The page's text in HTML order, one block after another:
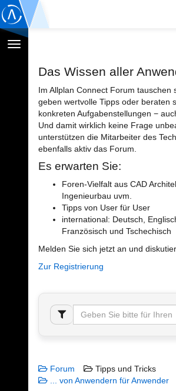
Navigation
Das Wissen aller
Im Allplan Connect Forum tauschen
geben wertvolle Tipps oder beraten
konkreten Aufgabenstellungen −
Und damit wirklich keine Frage
unterstützen die Mitarbeiter des
ebenfalls aktiv das Forum.
Es erwarten Sie:
Foren-Vielfalt aus CAD
Ingenieurbau uvm.
Tipps von User für User
international: Deutsch,
Französisch und Tschechisch
Melden Sie sich jetzt an und
Zur Registrierung
Forum
Tipps und Tricks
... von Anwendern für Anwender